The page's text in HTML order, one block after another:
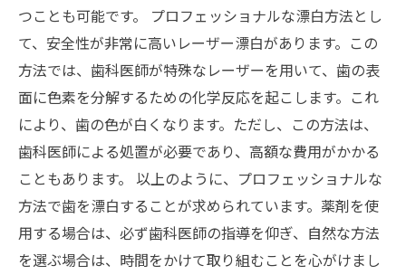
つことも可能です。 プロフェッショナルな漂白方法とし
て、安全性が非常に高いレーザー漂白があります。この
方法では、歯科医師が特殊なレーザーを用いて、歯の表
面に色素を分解するための化学反応を起こします。これ
により、歯の色が白くなります。ただし、この方法は、
歯科医師による処置が必要であり、高額な費用がかかる
こともあります。 以上のように、プロフェッショナルな
方法で歯を漂白することが求められています。薬剤を使
用する場合は、必ず歯科医師の指導を仰ぎ、自然な方法
を選ぶ場合は、時間をかけて取り組むことを心がけまし